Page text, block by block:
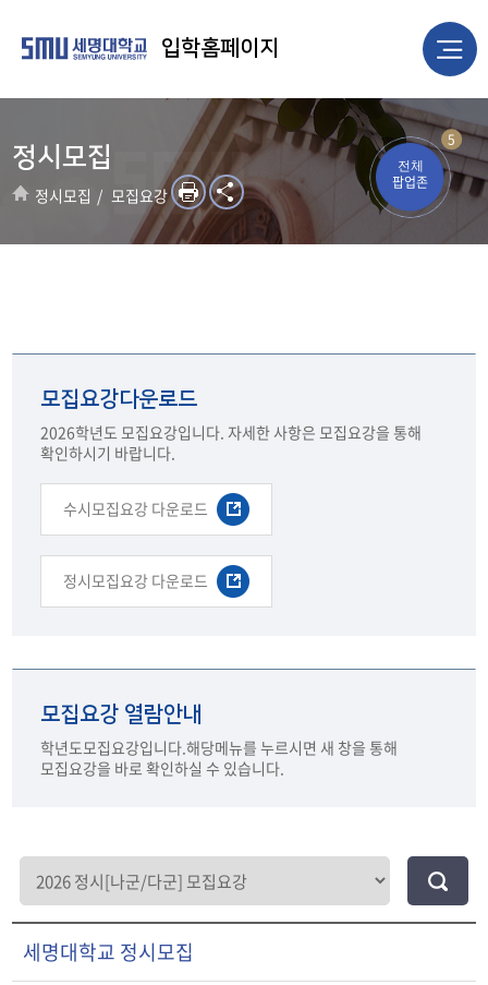
5
전체
팝업존
입학홈페이지
정시모집
정시모집 모집요강
모집요강다운로드
2026학년도 모집요강입니다. 자세한 사항은 모집요강을 통해
확인하시기 바랍니다.
수시모집요강 다운로드
정시모집요강 다운로드
모집요강 열람안내
학년도모집요강입니다.해당메뉴를 누르시면 새 창을 통해
모집요강을 바로 확인하실 수 있습니다.
세명대학교 정시모집